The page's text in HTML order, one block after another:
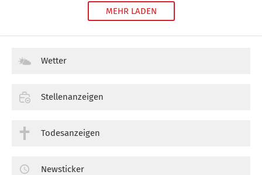
MEHR LADEN
Wetter
Stellenanzeigen
Todesanzeigen
Newsticker